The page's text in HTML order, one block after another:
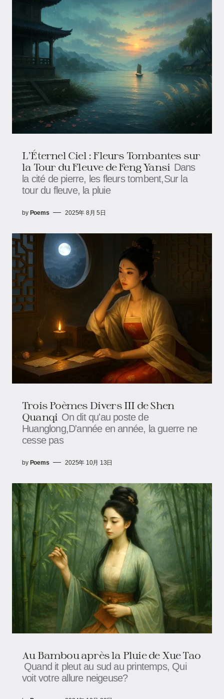
L’Éternel Ciel : Fleurs Tombantes sur
la Tour du Fleuve de Feng Yansi Dans
la cité de pierre, les fleurs tombent,Sur la
tour du fleuve, la pluie
by Poems 2025年 8月 5日
Trois Poèmes Divers III de Shen
Quanqi On dit qu'au poste de
Huanglong,D'année en année, la guerre ne
cesse pas
by Poems 2025年 10月 13日
Au Bambou après la Pluie de Xue Tao
Quand it pleut au sud au printemps, Qui
voit votre allure neigeuse?